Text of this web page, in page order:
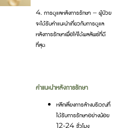
4. การดูแลหลังการรักษา – ผู้ป่วย
จะได้รับคำแนะนำเกี่ยวกับการดูแล
หลังการรักษาเพื่อให้ได้ผลลัพธ์ที่ดี
ที่สุด
คำแนะนำหลังการรักษา
หลีกเลี่ยงการล้างบริเวณที่
ได้รับการรักษาอย่างน้อย
12-24 ชั่วโมง